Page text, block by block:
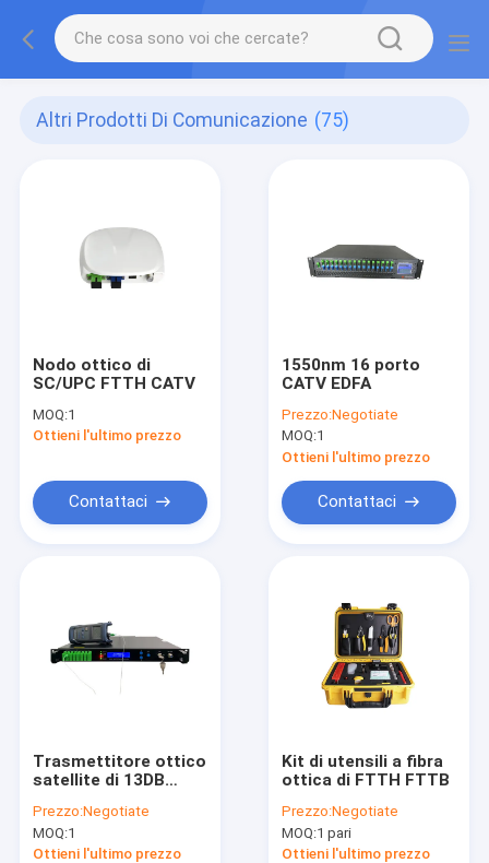
Altri Prodotti Di Comunicazione (75)
Nodo ottico di
SC/UPC FTTH CATV
MOQ:1
Ottieni l'ultimo prezzo
Contattaci
1550nm 16 porto
CATV EDFA
Prezzo:Negotiate
MOQ:1
Ottieni l'ultimo prezzo
Contattaci
Trasmettitore ottico
satellite di 13DB
Prezzo:Negotiate
MOQ:1
Ottieni l'ultimo prezzo
Kit di utensili a fibra
ottica di FTTH FTTB
Prezzo:Negotiate
MOQ:1 pari
Ottieni l'ultimo prezzo